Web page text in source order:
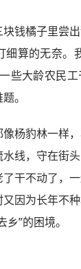
钱橘子里尝
细算的无奈。
些大龄农民
。
杨豹林一样，
线，守在街
干不动了，
因为长年不
”的困境。